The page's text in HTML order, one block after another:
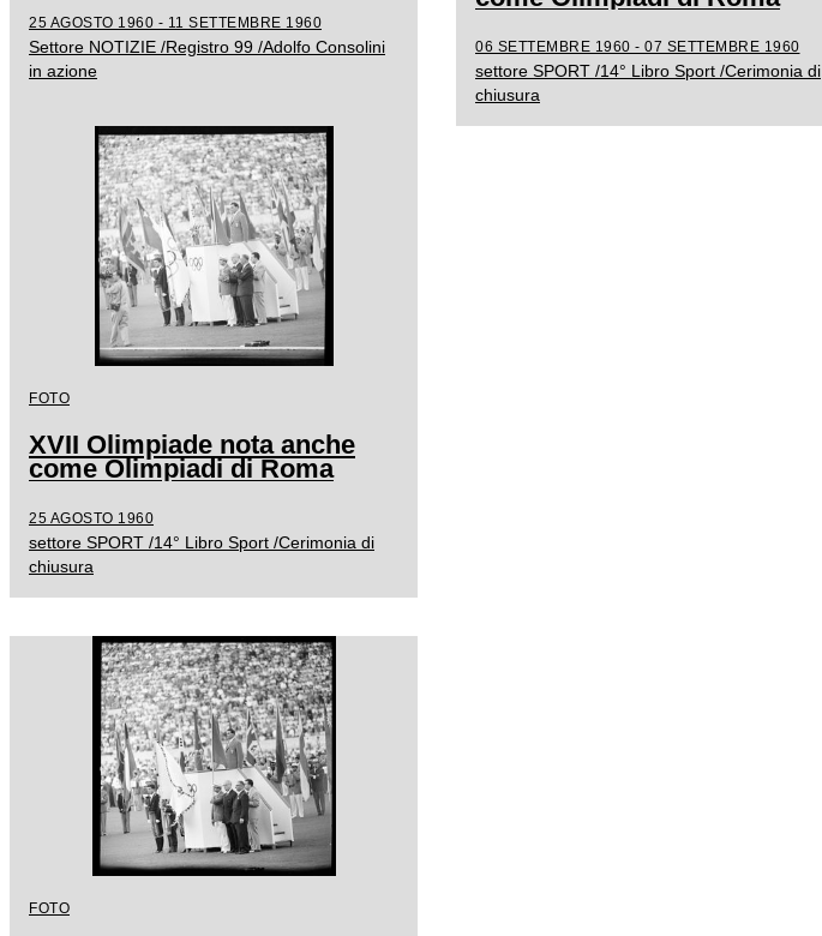
25 AGOSTO 1960 - 11 SETTEMBRE 1960
Settore NOTIZIE /Registro 99 /Adolfo Consolini
in azione
06 SETTEMBRE 1960 - 07 SETTEMBRE 1960
settore SPORT /14° Libro Sport /Cerimonia di
chiusura
FOTO
XVII Olimpiade nota anche
come Olimpiadi di Roma
25 AGOSTO 1960
settore SPORT /14° Libro Sport /Cerimonia di
chiusura
FOTO